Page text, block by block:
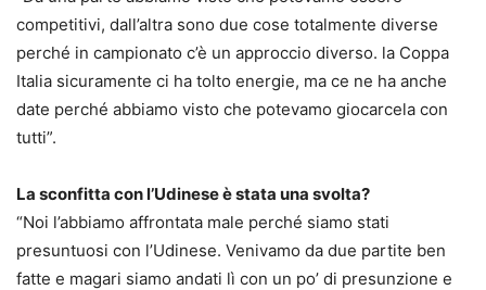
competitivi, dall’altra sono due cose totalmente diverse
perché in campionato c’è un approccio diverso. la Coppa
Italia sicuramente ci ha tolto energie, ma ce ne ha anche
date perché abbiamo visto che potevamo giocarcela con
tutti”.
La sconfitta con l’Udinese è stata una svolta?
“Noi l’abbiamo affrontata male perché siamo stati
presuntuosi con l’Udinese. Venivamo da due partite ben
fatte e magari siamo andati lì con un po’ di presunzione e